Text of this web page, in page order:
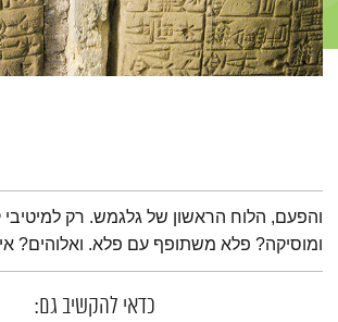
תמצית הפודקאסט
והפעם, הלוח הראשון של גלגמש. רק
ומוסיקה? פלא משתופף עם פלא. ואלוהים?
כדאי להקשיב גם: